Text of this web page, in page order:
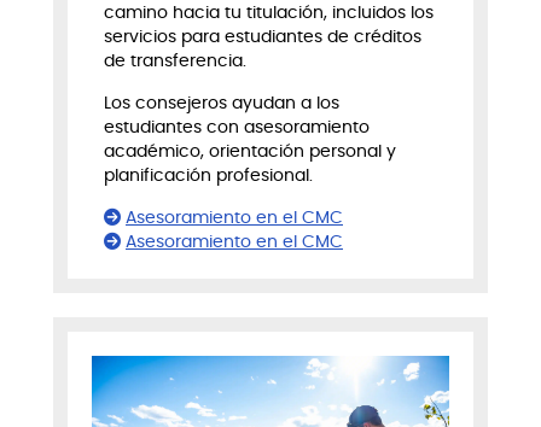
camino hacia tu titulación, incluidos los
servicios para estudiantes de créditos
de transferencia.
Los consejeros ayudan a los
estudiantes con asesoramiento
académico, orientación personal y
planificación profesional.
Asesoramiento en el CMC
Asesoramiento en el CMC